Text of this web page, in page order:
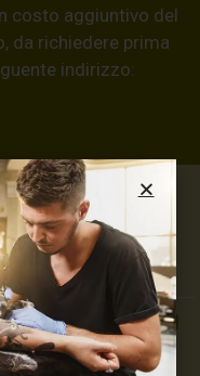
costo aggiuntivo del
da richiedere prima
indirizzo:
Supply
PER IL TUO
STUDIO